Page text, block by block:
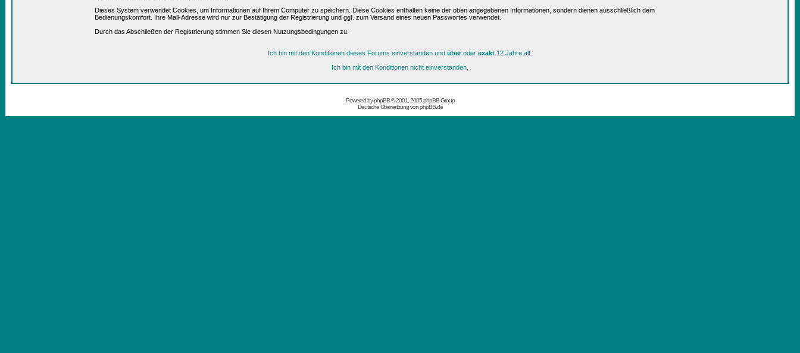
Dieses System verwendet Cookies, um Informationen auf Ihrem Computer zu speichern. Diese Cookies enthalten keine der oben angegebenen Informationen, sondern dienen ausschließlich dem
Bedienungskomfort. Ihre Mail-Adresse wird nur zur Bestätigung der Registrierung und ggf. zum Versand eines neuen Passwortes verwendet.
Durch das Abschließen der Registrierung stimmen Sie diesen Nutzungsbedingungen zu.
Ich bin mit den Konditionen dieses Forums einverstanden und überoder exakt 12 Jahre alt.
Ich bin mit den Konditionen nicht einverstanden.
Powered byphpBB© 2001, 2005 phpBB Group
Deutsche Übersetzung vonphpBB.de